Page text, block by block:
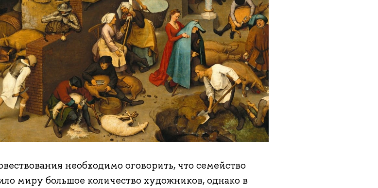
необходимо оговорить, что семейство
миру большое количество художников, однако в